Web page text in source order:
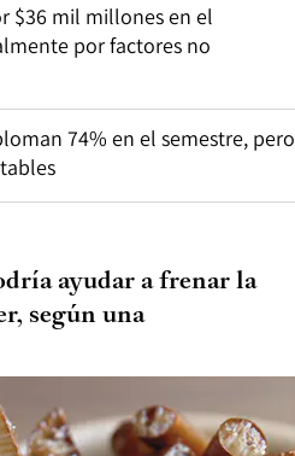
$36 mil millones en el
por factores no
74% en el semestre, pero
ayudar a frenar la
según una